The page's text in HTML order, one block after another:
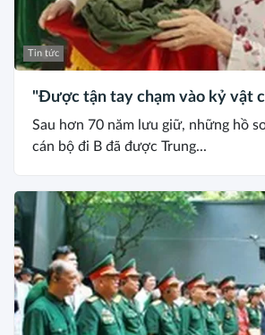
Tin tức
"Được tận tay chạm vào kỷ vật
Sau hơn 70 năm lưu giữ, những hồ
cán bộ đi B đã được Trung...